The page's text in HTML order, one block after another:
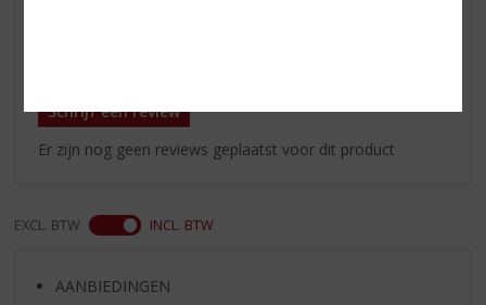
Schrijf een review
Er zijn nog geen reviews geplaatst voor dit product
EXCL. BTW INCL. BTW
AANBIEDINGEN